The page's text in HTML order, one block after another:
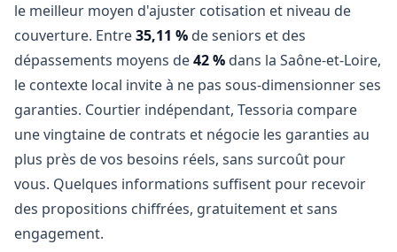
le meilleur moyen d'ajuster cotisation et niveau de
couverture. Entre35,11 % de seniors et des
dépassements moyens de42 % dans la Saône-et-Loire,
le contexte local invite à ne pas sous-dimensionner ses
garanties. Courtier indépendant, Tessoria compare
une vingtaine de contrats et négocie les garanties au
plus près de vos besoins réels, sans surcoût pour
vous. Quelques informations suffisent pour recevoir
des propositions chiffrées, gratuitement et sans
engagement.